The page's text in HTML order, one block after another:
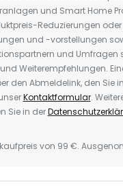
und Smart Home
Reduzierungen
und -vorstellungen
und Umfragen
Weiterempfehlungen.
den Abmeldelink, den Sie
Kontaktformular.
Sie in der
von 99 €.